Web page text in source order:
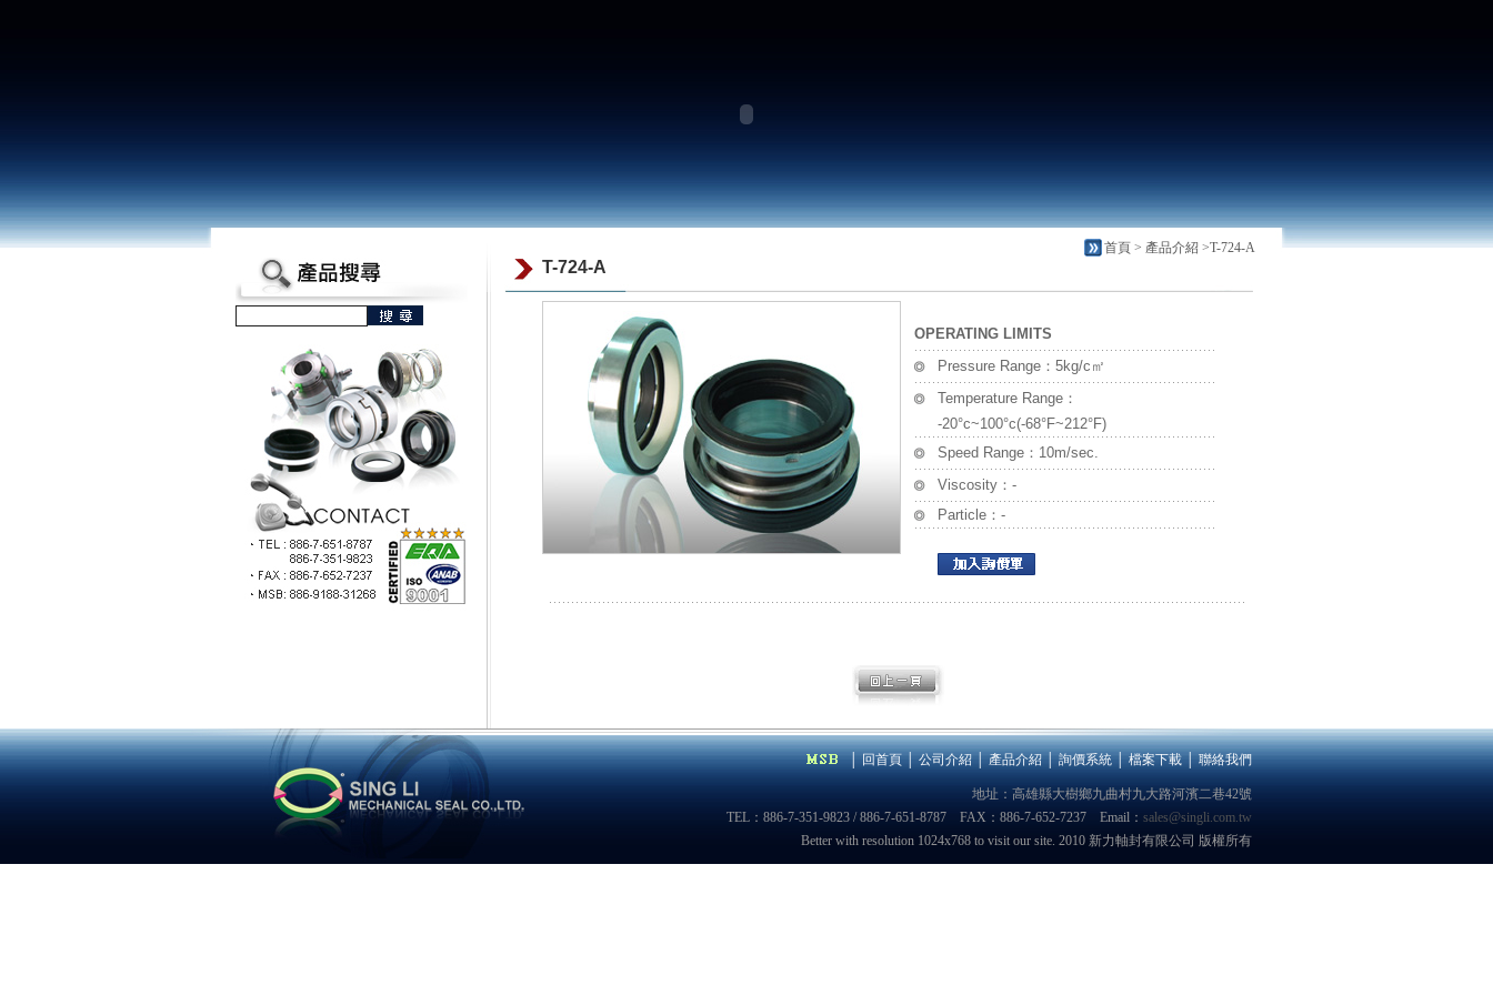
首頁 > 產品介紹 >T-724-A
T-724-A
OPERATING LIMITS
Pressure Range：5kg/c㎡
Temperature Range：
-20°c~100°c(-68°F~212°F)
Speed Range：10m/sec.
Viscosity：-
Particle：-
│回首頁│公司介紹│產品介紹│詢價系統│檔案下載│聯絡我們
地址：高雄縣大樹鄉九曲村九大路河濱二巷42號
TEL：886-7-351-9823 / 886-7-651-8787 FAX：886-7-652-7237 Email： sales@singli.com.tw
Better with resolution 1024x768 to visit our site. 2010 新力軸封有限公司 版權所有